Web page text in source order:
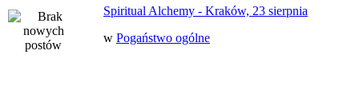
Spiritual Alchemy - Kraków, 23 sierpnia
w Pogaństwo ogólne